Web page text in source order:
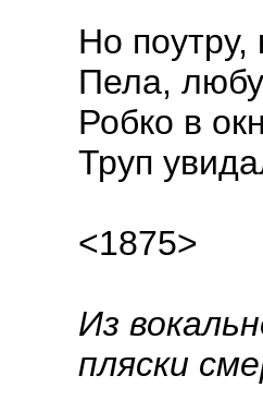
Но поутру,
Пела,
Робко в
Труп
<1875>
Из
пляски